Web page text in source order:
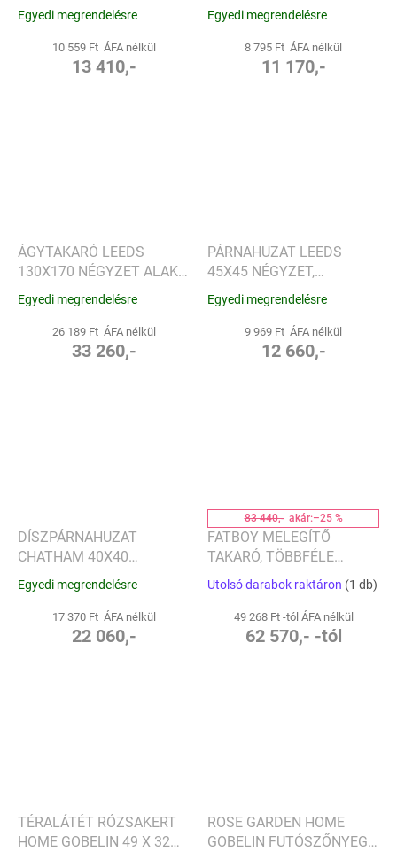
RÓKA - SANDER
Egyedi megrendelésre
10 559 Ft ÁFA nélkül
13 410,-
- SANDER
Egyedi megrendelésre
8 795 Ft ÁFA nélkül
11 170,-
ÁGYTAKARÓ LEEDS
130X170 NÉGYZET ALAKÚ,
KRÉMSZÍNŰ - SANDER
Egyedi megrendelésre
26 189 Ft ÁFA nélkül
33 260,-
PÁRNAHUZAT LEEDS
45X45 NÉGYZET,
KRÉMSZÍNŰ - SANDER
Egyedi megrendelésre
9 969 Ft ÁFA nélkül
12 660,-
DÍSZPÁRNAHUZAT
CHATHAM 40X40
NÉGYZET,
BÉZS/PISZTÁCIA -
SANDER
Egyedi megrendelésre
17 370 Ft ÁFA nélkül
22 060,-
83 440,- akár:–25 %
FATBOY MELEGÍTŐ
TAKARÓ, TÖBBFÉLE
VÁLTOZATBAN
Utolsó darabok raktáron (1 db)
49 268 Ft -tól ÁFA nélkül
62 570,- -tól
TÉRALÁTÉT RÓZSAKERT
HOME GOBELIN 49 X 32
ROSE GARDEN HOME
GOBELIN FUTÓSZŐNYEG